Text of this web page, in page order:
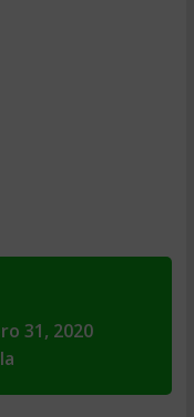
31, 2020